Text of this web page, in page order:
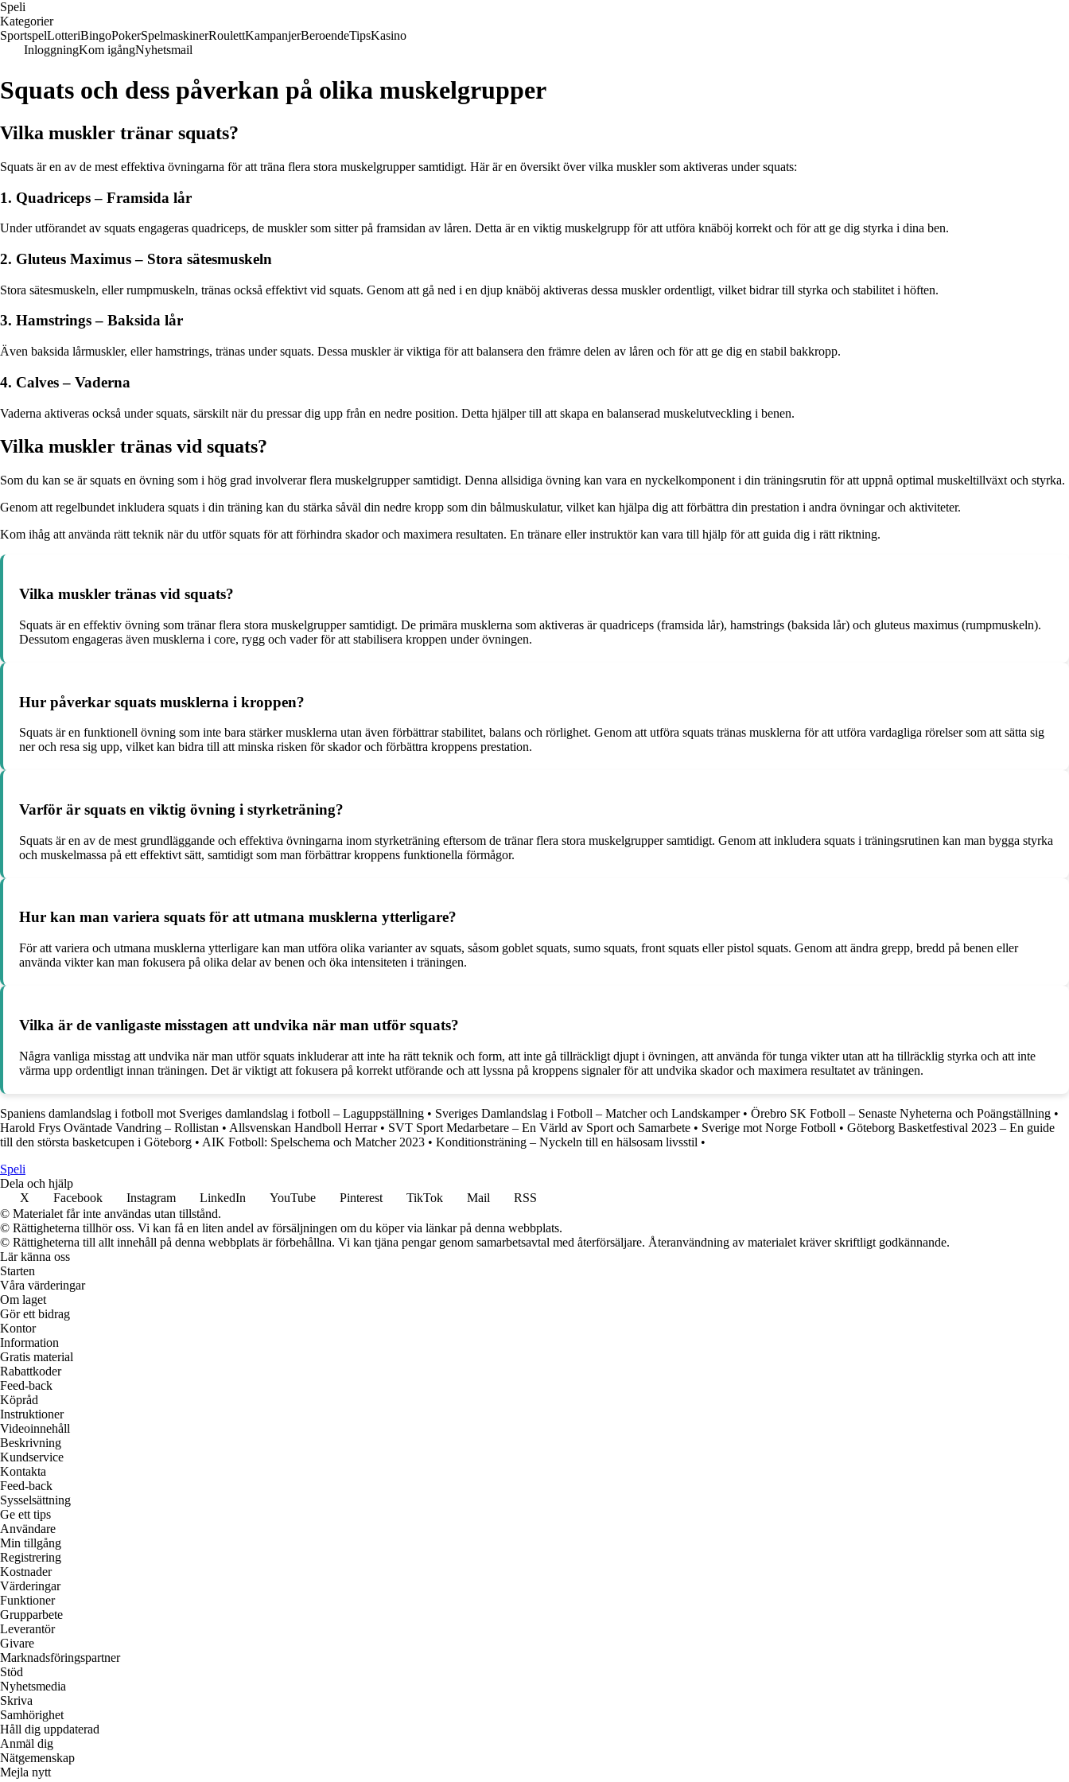
Speli
Kategorier
SportspelLotteriBingoPokerSpelmaskinerRoulettKampanjerBeroendeTipsKasino
InloggningKom igångNyhetsmail
Squats och dess påverkan på olika muskelgrupper
Vilka muskler tränar squats?
Squats är en av de mest effektiva övningarna för att träna flera stora muskelgrupper samtidigt. Här är en översikt över vilka muskler som aktiveras under squats:
1. Quadriceps – Framsida lår
Under utförandet av squats engageras quadriceps, de muskler som sitter på framsidan av låren. Detta är en viktig muskelgrupp för att utföra knäböj korrekt och för att ge dig styrka i dina ben.
2. Gluteus Maximus – Stora sätesmuskeln
Stora sätesmuskeln, eller rumpmuskeln, tränas också effektivt vid squats. Genom att gå ned i en djup knäböj aktiveras dessa muskler ordentligt, vilket bidrar till styrka och stabilitet i höften.
3. Hamstrings – Baksida lår
Även baksida lårmuskler, eller hamstrings, tränas under squats. Dessa muskler är viktiga för att balansera den främre delen av låren och för att ge dig en stabil bakkropp.
4. Calves – Vaderna
Vaderna aktiveras också under squats, särskilt när du pressar dig upp från en nedre position. Detta hjälper till att skapa en balanserad muskelutveckling i benen.
Vilka muskler tränas vid squats?
Som du kan se är squats en övning som i hög grad involverar flera muskelgrupper samtidigt. Denna allsidiga övning kan vara en nyckelkomponent i din träningsrutin för att uppnå optimal muskeltillväxt och styrka.
Genom att regelbundet inkludera squats i din träning kan du stärka såväl din nedre kropp som din bålmuskulatur, vilket kan hjälpa dig att förbättra din prestation i andra övningar och aktiviteter.
Kom ihåg att använda rätt teknik när du utför squats för att förhindra skador och maximera resultaten. En tränare eller instruktör kan vara till hjälp för att guida dig i rätt riktning.
Vilka muskler tränas vid squats?
Squats är en effektiv övning som tränar flera stora muskelgrupper samtidigt. De primära musklerna som aktiveras är quadriceps (framsida lår), hamstrings (baksida lår) och gluteus maximus (rumpmuskeln).
Dessutom engageras även musklerna i core, rygg och vader för att stabilisera kroppen under övningen.
Hur påverkar squats musklerna i kroppen?
Squats är en funktionell övning som inte bara stärker musklerna utan även förbättrar stabilitet, balans och rörlighet. Genom att utföra squats tränas musklerna för att utföra vardagliga rörelser som att sätta sig
ner och resa sig upp, vilket kan bidra till att minska risken för skador och förbättra kroppens prestation.
Varför är squats en viktig övning i styrketräning?
Squats är en av de mest grundläggande och effektiva övningarna inom styrketräning eftersom de tränar flera stora muskelgrupper samtidigt. Genom att inkludera squats i träningsrutinen kan man bygga styrka
och muskelmassa på ett effektivt sätt, samtidigt som man förbättrar kroppens funktionella förmågor.
Hur kan man variera squats för att utmana musklerna ytterligare?
För att variera och utmana musklerna ytterligare kan man utföra olika varianter av squats, såsom goblet squats, sumo squats, front squats eller pistol squats. Genom att ändra grepp, bredd på benen eller
använda vikter kan man fokusera på olika delar av benen och öka intensiteten i träningen.
Vilka är de vanligaste misstagen att undvika när man utför squats?
Några vanliga misstag att undvika när man utför squats inkluderar att inte ha rätt teknik och form, att inte gå tillräckligt djupt i övningen, att använda för tunga vikter utan att ha tillräcklig styrka och att inte
värma upp ordentligt innan träningen. Det är viktigt att fokusera på korrekt utförande och att lyssna på kroppens signaler för att undvika skador och maximera resultatet av träningen.
Spaniens damlandslag i fotboll mot Sveriges damlandslag i fotboll – Laguppställning • Sveriges Damlandslag i Fotboll – Matcher och Landskamper• Örebro SK Fotboll – Senaste Nyheterna och Poängställning •
Harold Frys Oväntade Vandring – Rollistan • Allsvenskan Handboll Herrar• SVT Sport Medarbetare – En Värld av Sport och Samarbete • Sverige mot Norge Fotboll • Göteborg Basketfestival 2023 – En guide
till den största basketcupen i Göteborg • AIK Fotboll: Spelschema och Matcher 2023 • Konditionsträning – Nyckeln till en hälsosam livsstil •
Speli
Dela och hjälp
X
Facebook Instagram LinkedIn YouTube Pinterest TikTok Mail
RSS
© Materialet får inte användas utan tillstånd.
© Rättigheterna tillhör oss. Vi kan få en liten andel av försäljningen om du köper via länkar på denna webbplats.
© Rättigheterna till allt innehåll på denna webbplats är förbehållna. Vi kan tjäna pengar genom samarbetsavtal med återförsäljare. Återanvändning av materialet kräver skriftligt godkännande.
Lär känna oss
Starten
Våra värderingar
Om laget
Gör ett bidrag
Kontor
Information
Gratis material
Rabattkoder
Feed-back
Köpråd
Instruktioner
Videoinnehåll
Beskrivning
Kundservice
Kontakta
Feed-back
Sysselsättning
Ge ett tips
Användare
Min tillgång
Registrering
Kostnader
Värderingar
Funktioner
Grupparbete
Leverantör
Givare
Marknadsföringspartner
Stöd
Nyhetsmedia
Skriva
Samhörighet
Håll dig uppdaterad
Anmäl dig
Nätgemenskap
Mejla nytt